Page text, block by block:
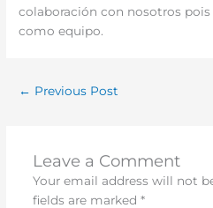
colaboración con nosotros
como equipo.
← Previous Post
Leave a Comment
Your email address will not
fields are marked *